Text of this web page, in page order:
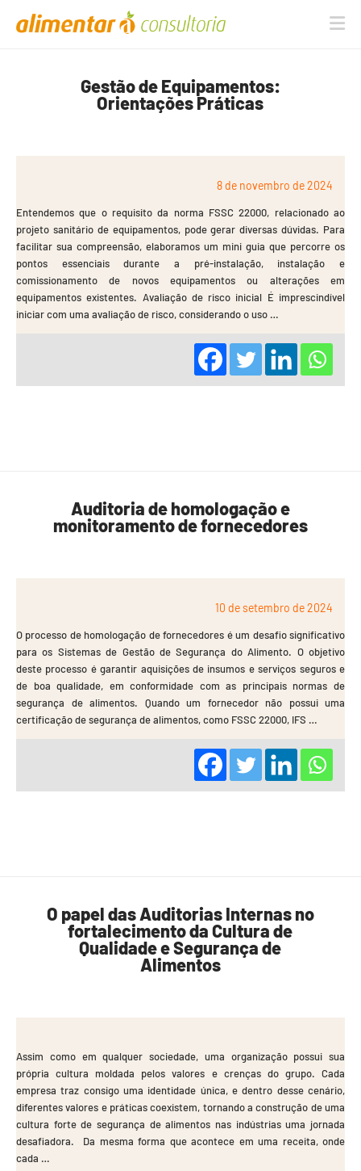
Gestão de Equipamentos:
Orientações Práticas
8 de novembro de 2024
Entendemos que o requisito da norma FSSC 22000, relacionado ao
projeto sanitário de equipamentos, pode gerar diversas dúvidas. Para
facilitar sua compreensão, elaboramos um mini guia que percorre os
pontos essenciais durante a pré-instalação, instalação e
comissionamento de novos equipamentos ou alterações em
equipamentos existentes. Avaliação de risco inicial É imprescindível
iniciar com uma avaliação de risco, considerando o uso …
Auditoria de homologação e
monitoramento de fornecedores
10 de setembro de 2024
O processo de homologação de fornecedores é um desafio significativo
para os Sistemas de Gestão de Segurança do Alimento. O objetivo
deste processo é garantir aquisições de insumos e serviços seguros e
de boa qualidade, em conformidade com as principais normas de
segurança de alimentos. Quando um fornecedor não possui uma
certificação de segurança de alimentos, como FSSC 22000, IFS …
O papel das Auditorias Internas no
fortalecimento da Cultura de
Qualidade e Segurança de
Alimentos
Assim como em qualquer sociedade, uma organização possui sua
própria cultura moldada pelos valores e crenças do grupo. Cada
empresa traz consigo uma identidade única, e dentro desse cenário,
diferentes valores e práticas coexistem, tornando a construção de uma
cultura forte de segurança de alimentos nas indústrias uma jornada
desafiadora. Da mesma forma que acontece em uma receita, onde
cada …